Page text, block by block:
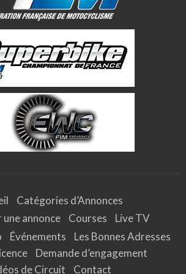
Catégories d’Annonces
une annonce
Courses
Live TV
Événements
Les Bonnes Adresses
Demande d’engagement
de Circuit
Contact